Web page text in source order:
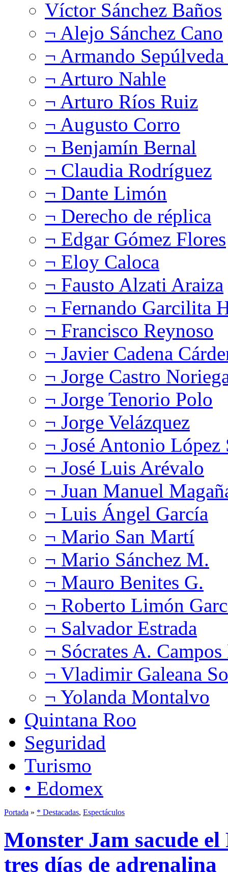
Víctor Sánchez Baños
¬ Alejo Sánchez Cano
¬ Armando
¬ Arturo Nahle
¬ Arturo Ríos Ruiz
¬ Augusto Corro
¬ Benjamín Bernal
¬ Claudia Rodríguez
¬ Dante Limón
¬ Derecho de réplica
¬ Edgar Gómez Flores
¬ Eloy Caloca
¬ Fausto Alzati Araiza
¬ Fernando Garcilita
¬ Francisco Reynoso
¬ Javier Cadena
¬ Jorge Castro
¬ Jorge Tenorio Polo
¬ Jorge Velázquez
¬ José Antonio López
¬ José Luis Arévalo
¬ Juan Manuel
¬ Luis Ángel García
¬ Mario San Martí
¬ Mario Sánchez M.
¬ Mauro Benites G.
¬ Roberto Limón
¬ Salvador Estrada
¬ Sócrates A.
¬ Vladimir Galeana
¬ Yolanda Montalvo
Quintana Roo
Seguridad
Turismo
• Edomex
Portada » * Destacadas, Espectáculos
Monster Jam sacude el
tres días de adrenalina